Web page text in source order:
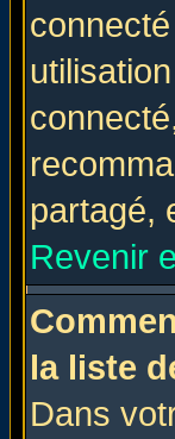
partagé,
Revenir
la liste
Dans